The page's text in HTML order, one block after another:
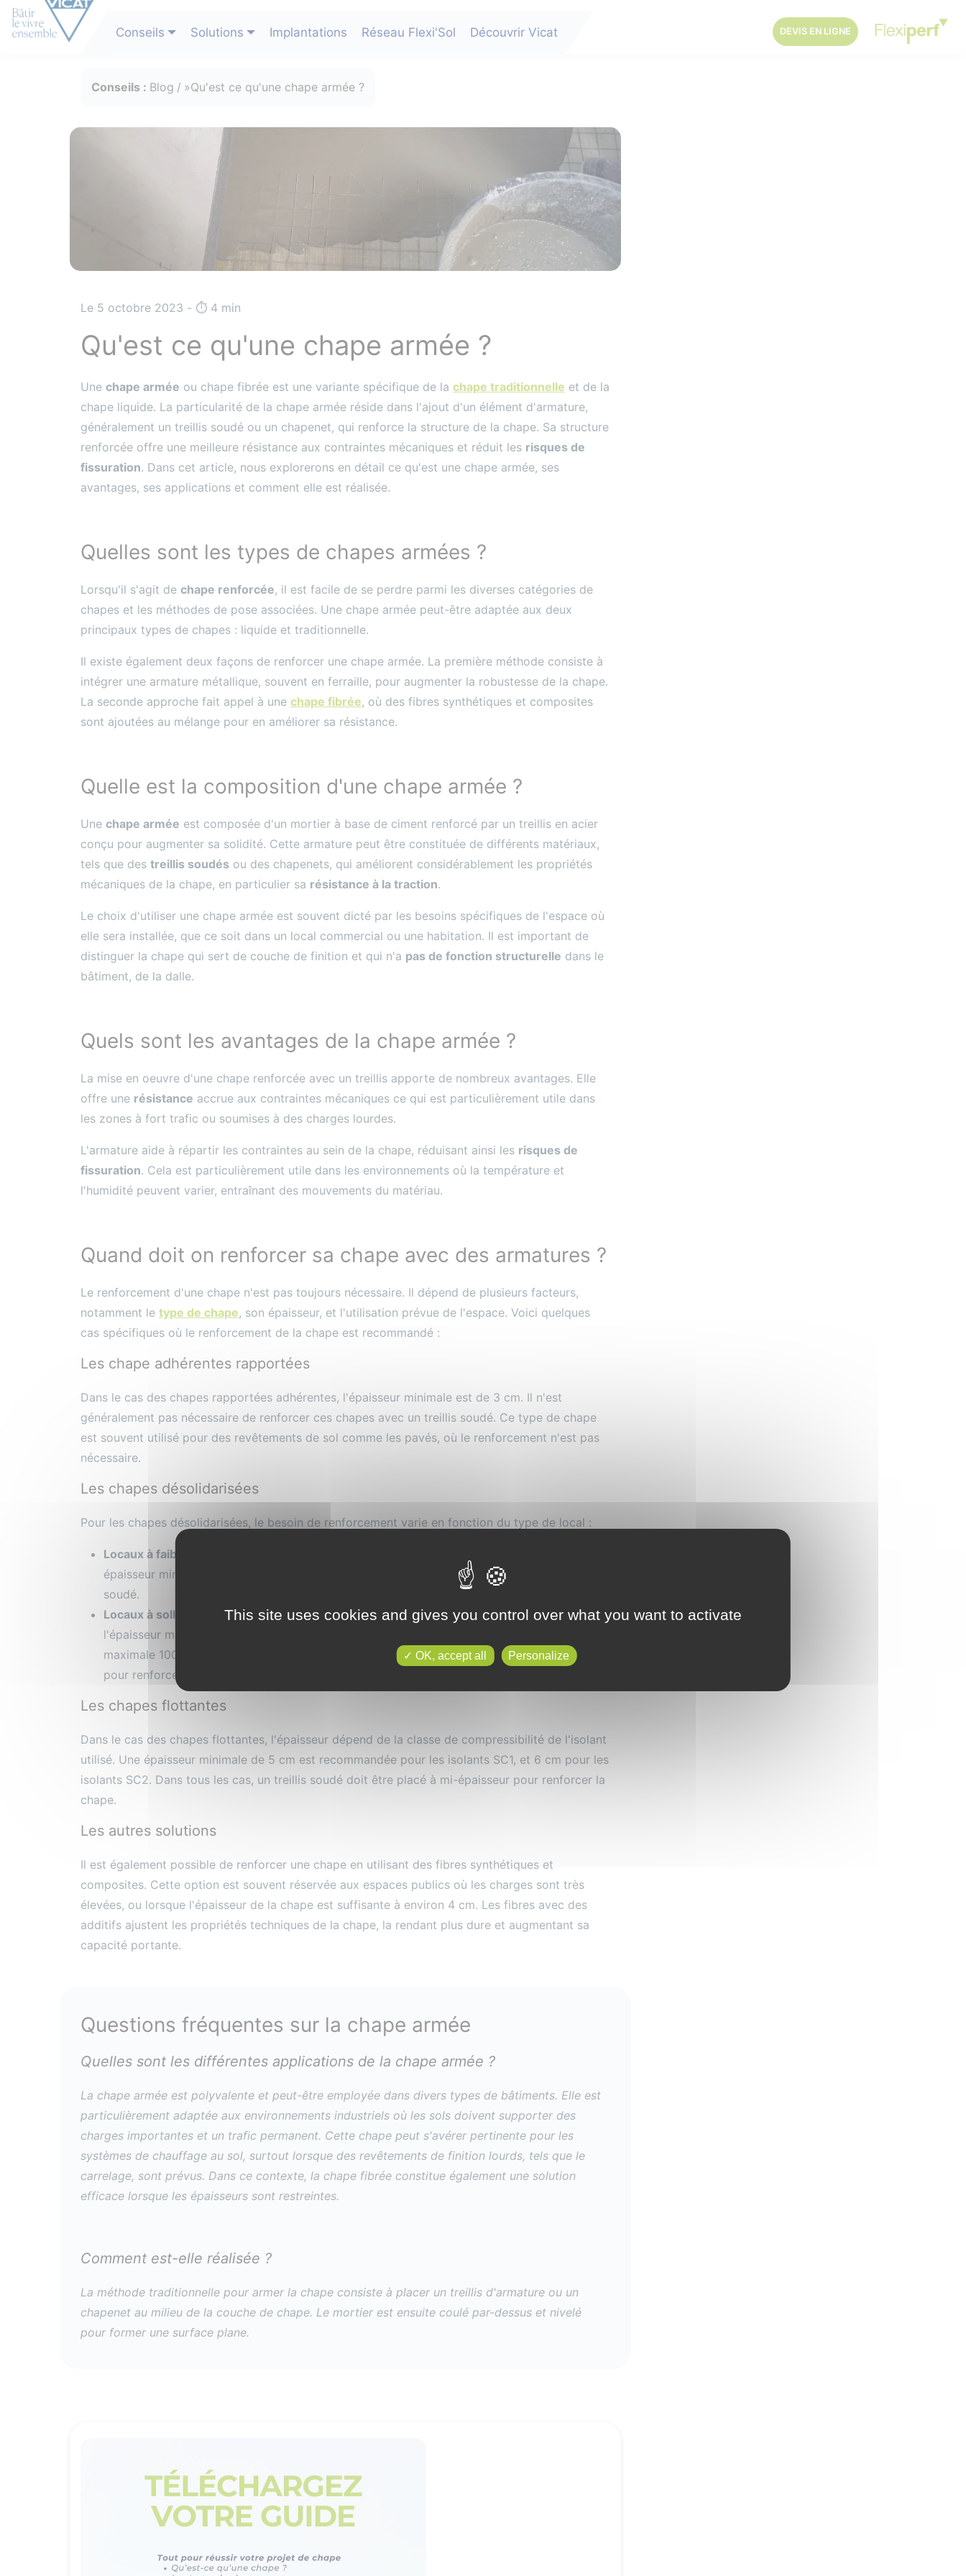
Conseils Solutions Implantations Réseau Flexi'Sol Découvrir Vicat DEVIS EN LIGNE
Conseils : Blog Qu'est ce qu'une chape armée ?
Le 5 octobre 2023 - ⏱️️ 4 min
Qu'est ce qu'une chape armée ?
Une chape armée ou chape fibrée est une variante spécifique de la chape traditionnelle et de la
chape liquide. La particularité de la chape armée réside dans l'ajout d'un élément d'armature,
généralement un treillis soudé ou un chapenet, qui renforce la structure de la chape. Sa structure
renforcée offre une meilleure résistance aux contraintes mécaniques et réduit les risques de
fissuration. Dans cet article, nous explorerons en détail ce qu'est une chape armée, ses
avantages, ses applications et comment elle est réalisée.
Quelles sont les types de chapes armées ?
Lorsqu'il s'agit de chape renforcée, il est facile de se perdre parmi les diverses catégories de
chapes et les méthodes de pose associées. Une chape armée peut-être adaptée aux deux
principaux types de chapes : liquide et traditionnelle.
Il existe également deux façons de renforcer une chape armée. La première méthode consiste à
intégrer une armature métallique, souvent en ferraille, pour augmenter la robustesse de la chape.
La seconde approche fait appel à une chape fibrée, où des fibres synthétiques et composites
sont ajoutées au mélange pour en améliorer sa résistance.
Quelle est la composition d'une chape armée ?
Une chape armée est composée d'un mortier à base de ciment renforcé par un treillis en acier
conçu pour augmenter sa solidité. Cette armature peut être constituée de différents matériaux,
tels que des treillis soudés ou des chapenets, qui améliorent considérablement les propriétés
mécaniques de la chape, en particulier sa résistance à la traction.
Le choix d'utiliser une chape armée est souvent dicté par les besoins spécifiques de l'espace où
elle sera installée, que ce soit dans un local commercial ou une habitation. Il est important de
distinguer la chape qui sert de couche de finition et qui n'a pas de fonction structurelle dans le
bâtiment, de la dalle.
Quels sont les avantages de la chape armée ?
La mise en oeuvre d'une chape renforcée avec un treillis apporte de nombreux avantages. Elle
offre une résistance accrue aux contraintes mécaniques ce qui est particulièrement utile dans
les zones à fort trafic ou soumises à des charges lourdes.
L'armature aide à répartir les contraintes au sein de la chape, réduisant ainsi les risques de
fissuration. Cela est particulièrement utile dans les environnements où la température et
l'humidité peuvent varier, entraînant des mouvements du matériau.
Quand doit on renforcer sa chape avec des armatures ?
Le renforcement d'une chape n'est pas toujours nécessaire. Il dépend de plusieurs facteurs,
notamment le type de chape, son épaisseur, et l'utilisation prévue de l'espace. Voici quelques
cas spécifiques où le renforcement de la chape est recommandé :
Les chape adhérentes rapportées
Dans le cas des chapes rapportées adhérentes, l'épaisseur minimale est de 3 cm. Il n'est
généralement pas nécessaire de renforcer ces chapes avec un treillis soudé. Ce type de chape
est souvent utilisé pour des revêtements de sol comme les pavés, où le renforcement n'est pas
nécessaire.
Les chapes désolidarisées
Pour les chapes désolidarisées, le besoin de renforcement varie en fonction du type de local :
Locaux à faible sollicitation
épaisseur minimale de 5 cm est suffisante, et il n'est pas nécessaire d'ajouter un treillis
soudé.
Locaux à sollicitation modérée: Dans des espaces comme les galeries commerciales,
l'épaisseur minimale recommandée est de 6 cm. Dans ce cas, un treillis soudé de maille
maximale 100mm x 100mm et de masse minimale 325g/m2 doit être placé à mi-épaisseur
pour renforcer la chape.
Les chapes flottantes
Dans le cas des chapes flottantes, l'épaisseur dépend de la classe de compressibilité de l'isolant
utilisé. Une épaisseur minimale de 5 cm est recommandée pour les isolants SC1, et 6 cm pour les
isolants SC2. Dans tous les cas, un treillis soudé doit être placé à mi-épaisseur pour renforcer la
chape.
Les autres solutions
Il est également possible de renforcer une chape en utilisant des fibres synthétiques et
composites. Cette option est souvent réservée aux espaces publics où les charges sont très
élevées, ou lorsque l'épaisseur de la chape est suffisante à environ 4 cm. Les fibres avec des
additifs ajustent les propriétés techniques de la chape, la rendant plus dure et augmentant sa
capacité portante.
Questions fréquentes sur la chape armée
Quelles sont les différentes applications de la chape armée ?
La chape armée est polyvalente et peut-être employée dans divers types de bâtiments. Elle est
particulièrement adaptée aux environnements industriels où les sols doivent supporter des
charges importantes et un trafic permanent. Cette chape peut s'avérer pertinente pour les
systèmes de chauffage au sol, surtout lorsque des revêtements de finition lourds, tels que le
carrelage, sont prévus. Dans ce contexte, la chape fibrée constitue également une solution
efficace lorsque les épaisseurs sont restreintes.
Comment est-elle réalisée ?
La méthode traditionnelle pour armer la chape consiste à placer un treillis d'armature ou un
chapenet au milieu de la couche de chape. Le mortier est ensuite coulé par-dessus et nivelé
pour former une surface plane.
This site uses cookies and gives you control over what you want to activate
OK, accept all Personalize